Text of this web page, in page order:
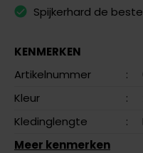
Spijkerhard de
KENMERKEN
Artikelnummer
:
Kleur
:
Kledinglengte
:
Meer kenmerken